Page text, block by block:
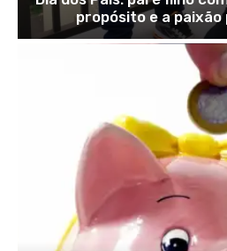
propósito e a paixão